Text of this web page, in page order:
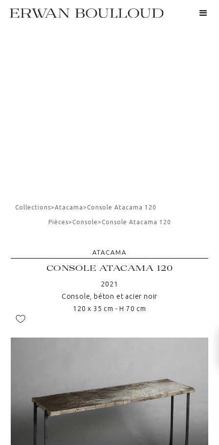
Collections>Atacama> Console Atacama 120
Pièces> Console> Console Atacama 120
ATACAMA
CONSOLE ATACAMA 120
2021
Console, béton et acier noir
120 x 35 cm - H 70 cm